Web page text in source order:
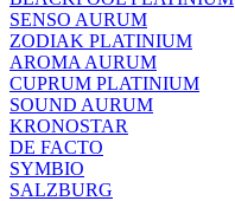
SENSO AURUM
ZODIAK PLATINIUM
AROMA AURUM
CUPRUM PLATINIUM
SOUND AURUM
KRONOSTAR
DE FACTO
SYMBIO
SALZBURG